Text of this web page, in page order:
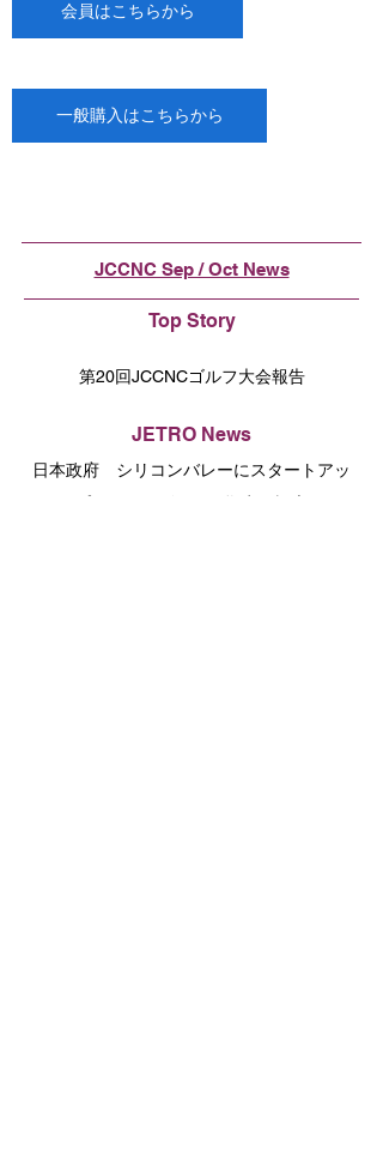
会員はこちらから
一般購入はこちらから
JCCNC Sep / Oct News
Top Story
JETRO News
日本政府 シリコンバレーにスタートアッ
第20回JCCNCゴルフ大会報告